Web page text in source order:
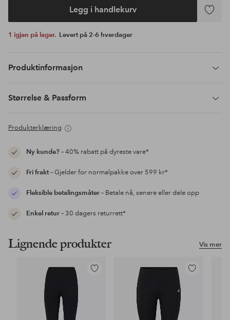
Legg i handlekurv
Legg
1 igjen på lager. Levert på 2-6 hverdager
Produktinformasjon
Størrelse & Passform
Produkterklæring
Ny kunde?– 40% rabatt på dyreste vare*
Fri frakt– Gjelder for normalpakke over 599 kr*
Fleksible betalingsmåter– Betale nå, senere eller dele opp
Enkel retur– 30 dagers returrett*
Vis mer
Lignende produkter
Legg
Legg